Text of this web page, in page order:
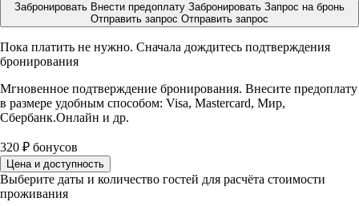
Забронировать Внести предоплату Забронировать Запрос на бронь
Отправить запрос Отправить запрос
Пока платить не нужно. Сначала дождитесь подтверждения
бронирования
Мгновенное подтверждение бронирования. Внесите предоплату
в размере удобным способом: Visa, Mastercard, Мир,
Сбербанк.Онлайн и др.
320 ₽ бонусов
Цена и доступность
Выберите даты и количество гостей для расчёта стоимости
проживания